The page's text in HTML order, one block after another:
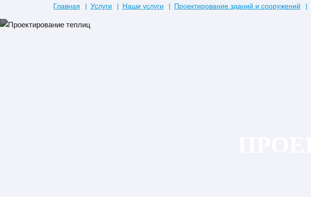
Главная Услуги Наши услуги Проектирование зданий и сооружений